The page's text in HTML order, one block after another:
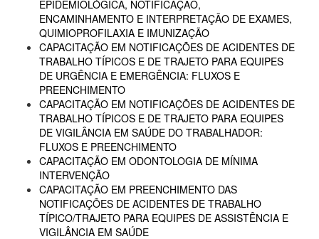
EPIDEMIOLÓGICA, NOTIFICAÇÃO,
ENCAMINHAMENTO E INTERPRETAÇÃO DE EXAMES,
QUIMIOPROFILAXIA E IMUNIZAÇÃO
CAPACITAÇÃO EM NOTIFICAÇÕES DE ACIDENTES DE
TRABALHO TÍPICOS E DE TRAJETO PARA EQUIPES
DE URGÊNCIA E EMERGÊNCIA: FLUXOS E
PREENCHIMENTO
CAPACITAÇÃO EM NOTIFICAÇÕES DE ACIDENTES DE
TRABALHO TÍPICOS E DE TRAJETO PARA EQUIPES
DE VIGILÂNCIA EM SAÚDE DO TRABALHADOR:
FLUXOS E PREENCHIMENTO
CAPACITAÇÃO EM ODONTOLOGIA DE MÍNIMA
INTERVENÇÃO
CAPACITAÇÃO EM PREENCHIMENTO DAS
NOTIFICAÇÕES DE ACIDENTES DE TRABALHO
TÍPICO/TRAJETO PARA EQUIPES DE ASSISTÊNCIA E
VIGILÂNCIA EM SAÚDE